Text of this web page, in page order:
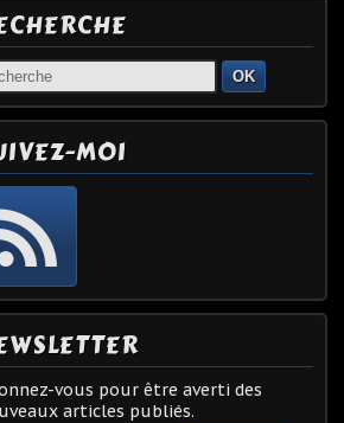
OK
MOI
vous pour être averti des
articles publiés.